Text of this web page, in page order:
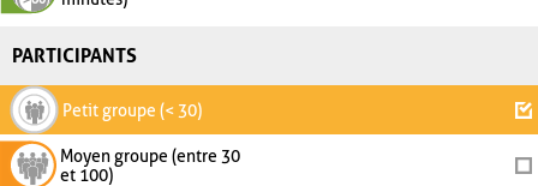
PARTICIPANTS
Petit groupe (< 30)
Moyen groupe (entre 30
et 100)